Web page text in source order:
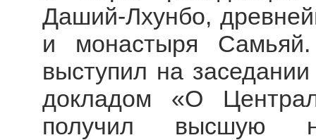
Даший-Лхунбо,
и монастыря
выступил на
докладом «О
получил высшую